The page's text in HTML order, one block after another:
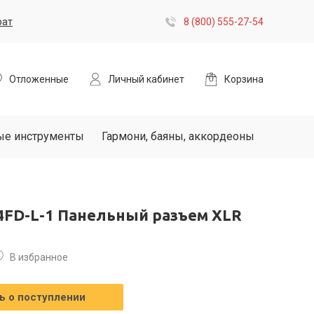
8 (800) 555-27-54
Отложенные Личный кабинет Корзина
инструменты Гармони, баяны, аккордеоны
L-1 Панельный разъем XLR
В избранное
о поступлении